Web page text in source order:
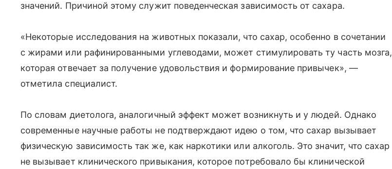
значений. Причиной этому служит поведенческая зависимость от сахара.
«Некоторые исследования на животных показали, что сахар, особенно в сочетании
с жирами или рафинированными углеводами, может стимулировать ту часть мозга,
которая отвечает за получение удовольствия и формирование привычек», —
отметила специалист.
По словам диетолога, аналогичный эффект может возникнуть и у людей. Однако
современные научные работы не подтверждают идею о том, что сахар вызывает
физическую зависимость так же, как наркотики или алкоголь. Это значит, что сахар
не вызывает клинического привыкания, которое потребовало бы клинической